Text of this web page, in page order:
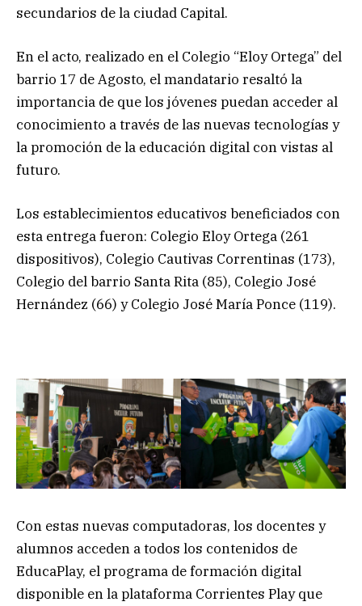
secundarios de la ciudad Capital.
En el acto, realizado en el Colegio “Eloy Ortega” del
barrio 17 de Agosto, el mandatario resaltó la
importancia de que los jóvenes puedan acceder al
conocimiento a través de las nuevas tecnologías y
la promoción de la educación digital con vistas al
futuro.
Los establecimientos educativos beneficiados con
esta entrega fueron: Colegio Eloy Ortega (261
dispositivos), Colegio Cautivas Correntinas (173),
Colegio del barrio Santa Rita (85), Colegio José
Hernández (66) y Colegio José María Ponce (119).
Con estas nuevas computadoras, los docentes y
alumnos acceden a todos los contenidos de
EducaPlay, el programa de formación digital
disponible en la plataforma Corrientes Play que